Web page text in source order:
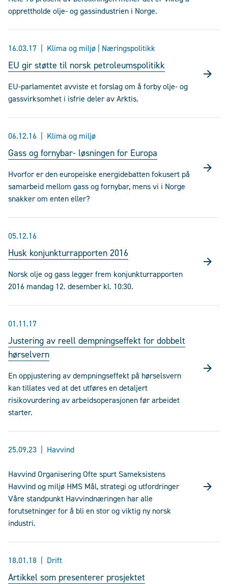
opprettholde olje- og gassindustrien i Norge.
16.03.17 Klima og miljø | Næringspolitikk
EU gir støtte til norsk petroleumspolitikk
EU-parlamentet avviste et forslag om å forby olje- og
gassvirksomhet i isfrie deler av Arktis.
06.12.16 Klima og miljø
Gass og fornybar- løsningen for Europa
Hvorfor er den europeiske energidebatten fokusert på
samarbeid mellom gass og fornybar, mens vi i Norge
snakker om enten eller?
05.12.16
Husk konjunkturrapporten 2016
Norsk olje og gass legger frem konjunkturrapporten
2016 mandag 12. desember kl. 10:30.
01.11.17
Justering av reell dempningseffekt for dobbelt
hørselvern
En oppjustering av dempningseffekt på hørselsvern
kan tillates ved at det utføres en detaljert
risikovurdering av arbeidsoperasjonen før arbeidet
starter.
25.09.23 Havvind
Havvind Organisering Ofte spurt Sameksistens
Havvind og miljø HMS Mål, strategi og utfordringer
Våre standpunkt Havvindnæringen har alle
forutsetninger for å bli en stor og viktig ny norsk
industri.
18.01.18 Drift
Artikkel som presenterer prosjektet